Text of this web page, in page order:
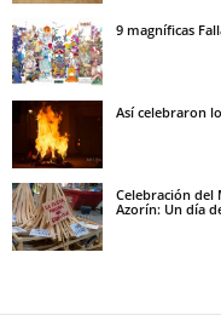
9 magníficas
Así celebraron
Celebración del
Azorín: Un día